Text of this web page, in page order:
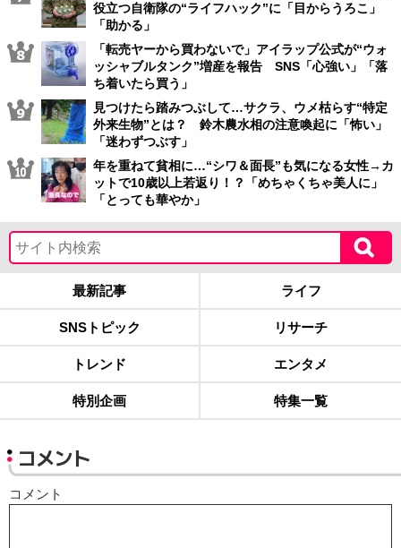
役立つ自衛隊の“ライフハック”に「目からうろこ」
「助かる」
「転売ヤーから買わないで」アイラップ公式が“ウォ
ッシャブルタンク”増産を報告 SNS「心強い」「落
ち着いたら買う」
見つけたら踏みつぶして…サクラ、ウメ枯らす“特定
外来生物”とは？ 鈴木農水相の注意喚起に「怖い」
「迷わずつぶす」
年を重ねて貧相に…“シワ＆面長”も気になる女性→カ
ットで10歳以上若返り！？「めちゃくちゃ美人に」
「とっても華やか」
最新記事 ライフ
SNSトピック リサーチ
トレンド エンタメ
特別企画 特集一覧
コメント
コメント